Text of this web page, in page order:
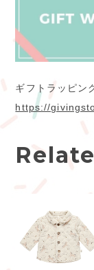
ギフトラッピン
https://